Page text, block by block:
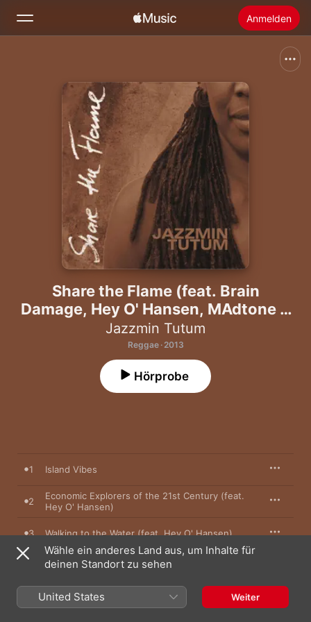
Anmelden
Startseite
Apple Music installieren
Share the Flame (feat. Brain
Damage, Hey O' Hansen, MAdtone &
Zion Train)
Jazzmin Tutum
Reggae · 2013
Hörprobe
1 Island Vibes
2
Economic Explorers of the 21st Century (feat.
Hey O' Hansen)
3 Walking to the Water (feat. Hey O' Hansen)
Africa Don't (feat. Hey O' Hansen)
My Father's Mansion
Wähle ein anderes Land aus, um Inhalte für
deinen Standort zu sehen
United States Weiter